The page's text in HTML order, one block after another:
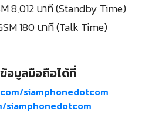
8,012 นาที (Standby Time)
180 นาที (Talk Time)
อมูลมือถือได้ที่
siamphonedotcom
siamphonedotcom